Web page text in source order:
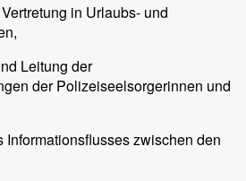
in Urlaubs- und
Leitung der
der Polizeiseelsorgerinnen und
Informationsflusses zwischen den